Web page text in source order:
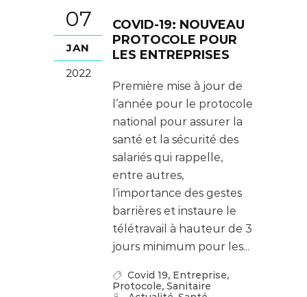
07
JAN
2022
COVID-19: NOUVEAU
PROTOCOLE POUR
LES ENTREPRISES
Première mise à jour de
l’année pour le protocole
national pour assurer la
santé et la sécurité des
salariés qui rappelle,
entre autres,
l’importance des gestes
barrières et instaure le
télétravail à hauteur de 3
jours minimum pour les...
Covid 19, Entreprise,
Protocole, Sanitaire